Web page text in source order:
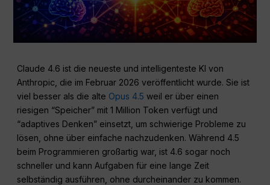
Claude 4.6 ist die neueste und intelligenteste KI von
Anthropic, die im Februar 2026 veröffentlicht wurde. Sie ist
viel besser als die alte Opus 4.5 weil er über einen
riesigen “Speicher” mit 1 Million Token verfügt und
“adaptives Denken” einsetzt, um schwierige Probleme zu
lösen, ohne über einfache nachzudenken. Während 4.5
beim Programmieren großartig war, ist 4.6 sogar noch
schneller und kann Aufgaben für eine lange Zeit
selbständig ausführen, ohne durcheinander zu kommen.